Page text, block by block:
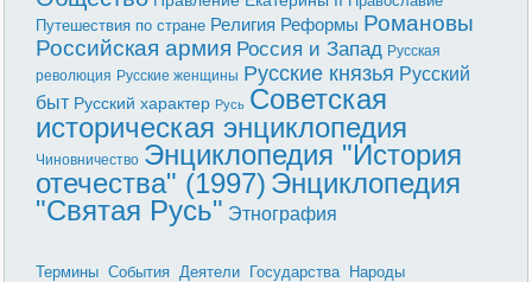
Путешествия по стране Религия Реформы Романовы
Российская армия Россия и Запад Русская
революция Русские женщины Русские князья Русский
быт Русский характер Русь Советская
историческая энциклопедия
Чиновничество Энциклопедия "История
отечества" (1997) Энциклопедия
"Святая Русь" Этнография
Термины События Деятели Государства Народы